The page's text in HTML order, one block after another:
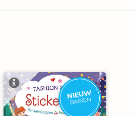
NIEUW
BINNEN